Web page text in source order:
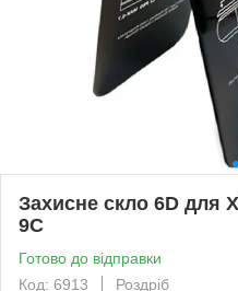
Захисне скло 6D для
9C
Готово до відправки
Код: 6913
Роздріб